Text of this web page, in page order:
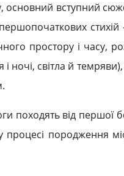
вступний
простору і часу,
і ночі, світла й
походять від першої
процесі породження